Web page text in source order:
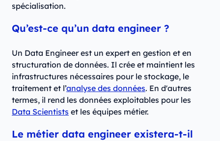
spécialisation.
Qu’est-ce qu’un data engineer ?
Un Data Engineer est un expert en gestion et en
structuration de données. Il crée et maintient les
infrastructures nécessaires pour le stockage, le
traitement et l’analyse des données. En d'autres
termes, il rend les données exploitables pour les
Data Scientists et les équipes métier.
Le métier data engineer existera-t-il